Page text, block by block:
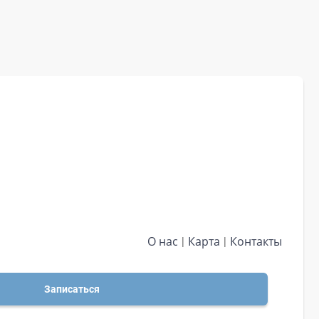
О нас Карта Контакты
Записаться